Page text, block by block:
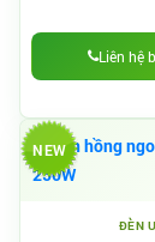
Liên hệ
NEW
ĐÈN